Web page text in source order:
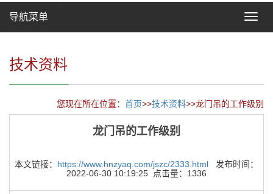
Toggle
导航菜单
技术资料
您现在所在位置： 首页>>技术资料>>龙门吊的工作级别
龙门吊的工作级别
本文链接： https://www.hnzyaq.com/jszc/2333.html 发布时间：
2022-06-30 10:19:25 点击量：1336